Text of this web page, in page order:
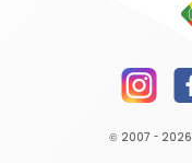
© 2007 - 2026